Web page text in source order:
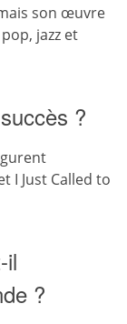
son œuvre
jazz et
?
I Just Called to
il
?